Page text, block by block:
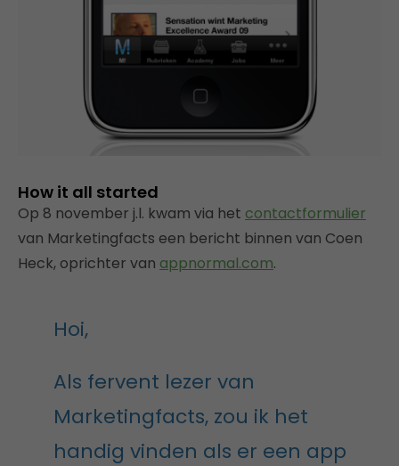
How it all started
Op 8 november j.l. kwam via het contactformulier
van Marketingfacts een bericht binnen van Coen
Heck, oprichter van appnormal.com.
Hoi,
Als fervent lezer van
Marketingfacts, zou ik het
handig vinden als er een app